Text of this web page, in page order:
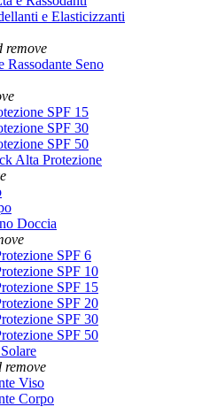
e Elasticizzanti
remove
Rassodante Seno
SPF 15
SPF 30
SPF 50
Alta Protezione
Doccia
SPF 6
SPF 10
SPF 15
SPF 20
SPF 30
SPF 50
remove
Viso
Corpo